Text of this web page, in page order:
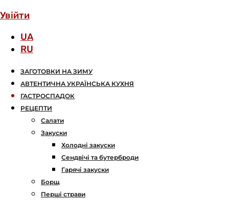
Увійти
UA
RU
ЗАГОТОВКИ НА ЗИМУ
АВТЕНТИЧНА УКРАЇНСЬКА КУХНЯ
ГАСТРОСПАДОК
РЕЦЕПТИ
Салати
Закуски
Холодні закуски
Сендвічі та бутерброди
Гарячі закуски
Борщ
Перші страви